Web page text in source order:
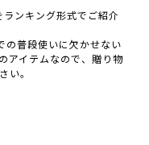
ンキング形式でご紹介
の普段使いに欠かせない
アイテムなので、贈り物
い。